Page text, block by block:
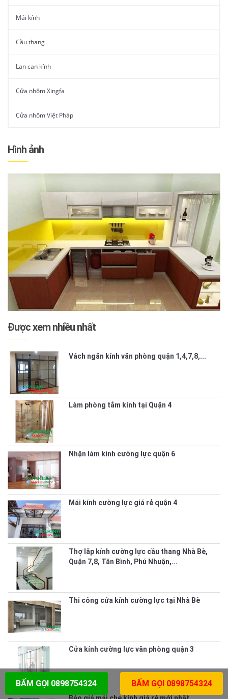
Mái kính
Cầu thang
Lan can kính
Cửa nhôm Xingfa
Cửa nhôm Việt Pháp
Hình ảnh
Được xem nhiều nhất
Vách ngăn kính văn phòng quận 1,4,7,8,...
Làm phòng tắm kính tại Quận 4
Nhận làm kính cường lực quận 6
Mái kính cường lực giá rẻ quận 4
Thợ lắp kính cường lực cầu thang Nhà Bè,
Quận 7,8, Tân Bình, Phú Nhuận,...
Thi công cửa kính cường lực tại Nhà Bè
Cửa kính cường lực văn phòng quận 3
BẤM GỌI 0898754324 BẤM GỌI 0898754324